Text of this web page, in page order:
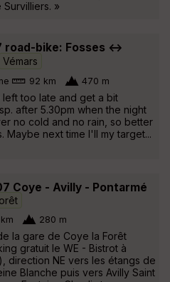
»
road-bike: Fosses <->
Vémars
92 km 470 m
left too late and get a bit
after 5.30pm when the night
no cold and no rain, so better
Maybe next time I'll my target...
Coye - Avilly - Pontarmé
km 280 m
la gare de Coye la Forêt
gratuit le WE - Bistrot à
direction NE vers les étangs de
Blanche puis vers Avilly Saint